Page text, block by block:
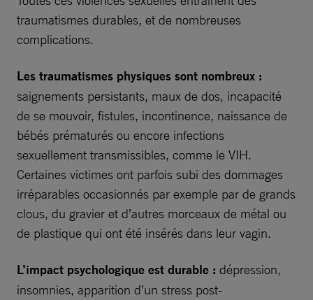
traumatismes durables, et de nombreuses
complications.
Les traumatismes physiques sont nombreux :
saignements persistants, maux de dos, incapacité
de se mouvoir, fistules, incontinence, naissance de
bébés prématurés ou encore infections
sexuellement transmissibles, comme le VIH.
Certaines victimes ont parfois subi des dommages
irréparables occasionnés par exemple par de grands
clous, du gravier et d’autres morceaux de métal ou
de plastique qui ont été insérés dans leur vagin.
L’impact psychologique est durable : dépression,
insomnies, apparition d’un stress post-